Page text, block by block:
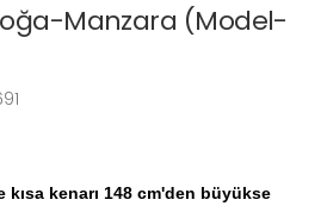
Manzara (Model-
kenarı 148 cm'den büyükse